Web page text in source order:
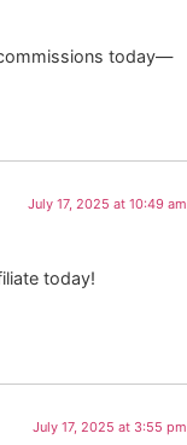
today—
July 17, 2025 at 10:49 am
today!
July 17, 2025 at 3:55 pm